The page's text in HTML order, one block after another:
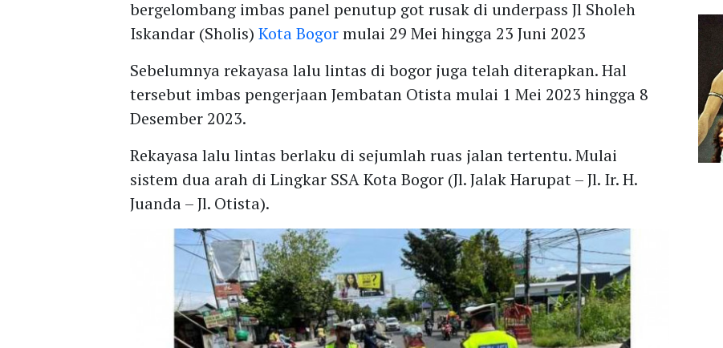
bergelombang imbas panel penutup got rusak di underpass Jl Sholeh
Iskandar (Sholis)Kota Bogormulai 29 Mei hingga 23 Juni 2023
Sebelumnya rekayasa lalu lintas di bogor juga telah diterapkan. Hal
tersebut imbas pengerjaan Jembatan Otista mulai 1 Mei 2023 hingga 8
Desember 2023.
Rekayasa lalu lintas berlaku di sejumlah ruas jalan tertentu. Mulai
sistem dua arah di Lingkar SSA Kota Bogor (Jl. Jalak Harupat – Jl. Ir. H.
Juanda – Jl. Otista).